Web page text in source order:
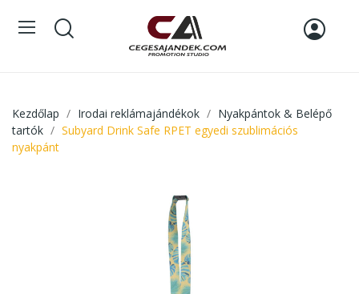
Kezdőlap Irodai reklámajándékok
Nyakpántok & Belépő
tartók
Subyard Drink Safe RPET egyedi szublimációs
nyakpánt